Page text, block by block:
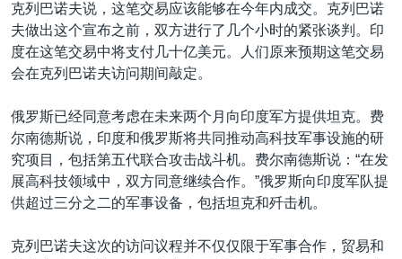
到
检
索
非洲
美洲
全球议题
军事
劳工
环境
国会报道
美中关系
美国建国250周年
埃博拉疫情
美国之音专访
重要讲话与声明
台海两岸关系
南中国海争端
VOA今日焦点
中文广播
克列巴诺夫说，这笔交易应该能够在今年内成交。克列巴诺
夫做出这个宣布之前，双方进行了几个小时的紧张谈判。印
度在这笔交易中将支付几十亿美元。人们原来预期这笔交易
会在克列巴诺夫访问期间敲定。
俄罗斯已经同意考虑在未来两个月向印度军方提供坦克。费
尔南德斯说，印度和俄罗斯将共同推动高科技军事设施的研
究项目，包括第五代联合攻击战斗机。费尔南德斯说：“在发
展高科技领域中，双方同意继续合作。”俄罗斯向印度军队提
供超过三分之二的军事设备，包括坦克和歼击机。
克列巴诺夫这次的访问议程并不仅仅限于军事合作，贸易和